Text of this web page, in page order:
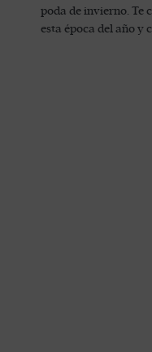
poda de invierno. Te
esta época del año y